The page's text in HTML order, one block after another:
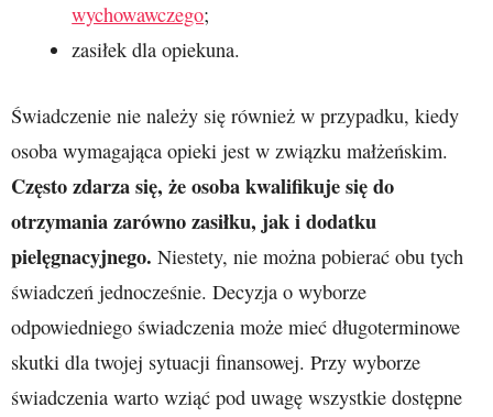
wychowawczego;
zasiłek dla opiekuna.
Świadczenie nie należy się również w przypadku, kiedy
osoba wymagająca opieki jest w związku małżeńskim.
Często zdarza się, że osoba kwalifikuje się do
otrzymania zarówno zasiłku, jak i dodatku
pielęgnacyjnego. Niestety, nie można pobierać obu tych
świadczeń jednocześnie. Decyzja o wyborze
odpowiedniego świadczenia może mieć długoterminowe
skutki dla twojej sytuacji finansowej. Przy wyborze
świadczenia warto wziąć pod uwagę wszystkie dostępne